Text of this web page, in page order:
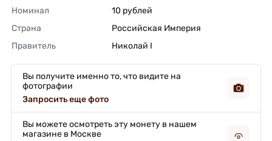
Номинал
10 рублей
Страна
Российская Империя
Правитель
Николай I
Вы получите именно то, что видите на
фотографии
Запросить еще фото
Вы можете осмотреть эту монету в нашем
магазине в Москве